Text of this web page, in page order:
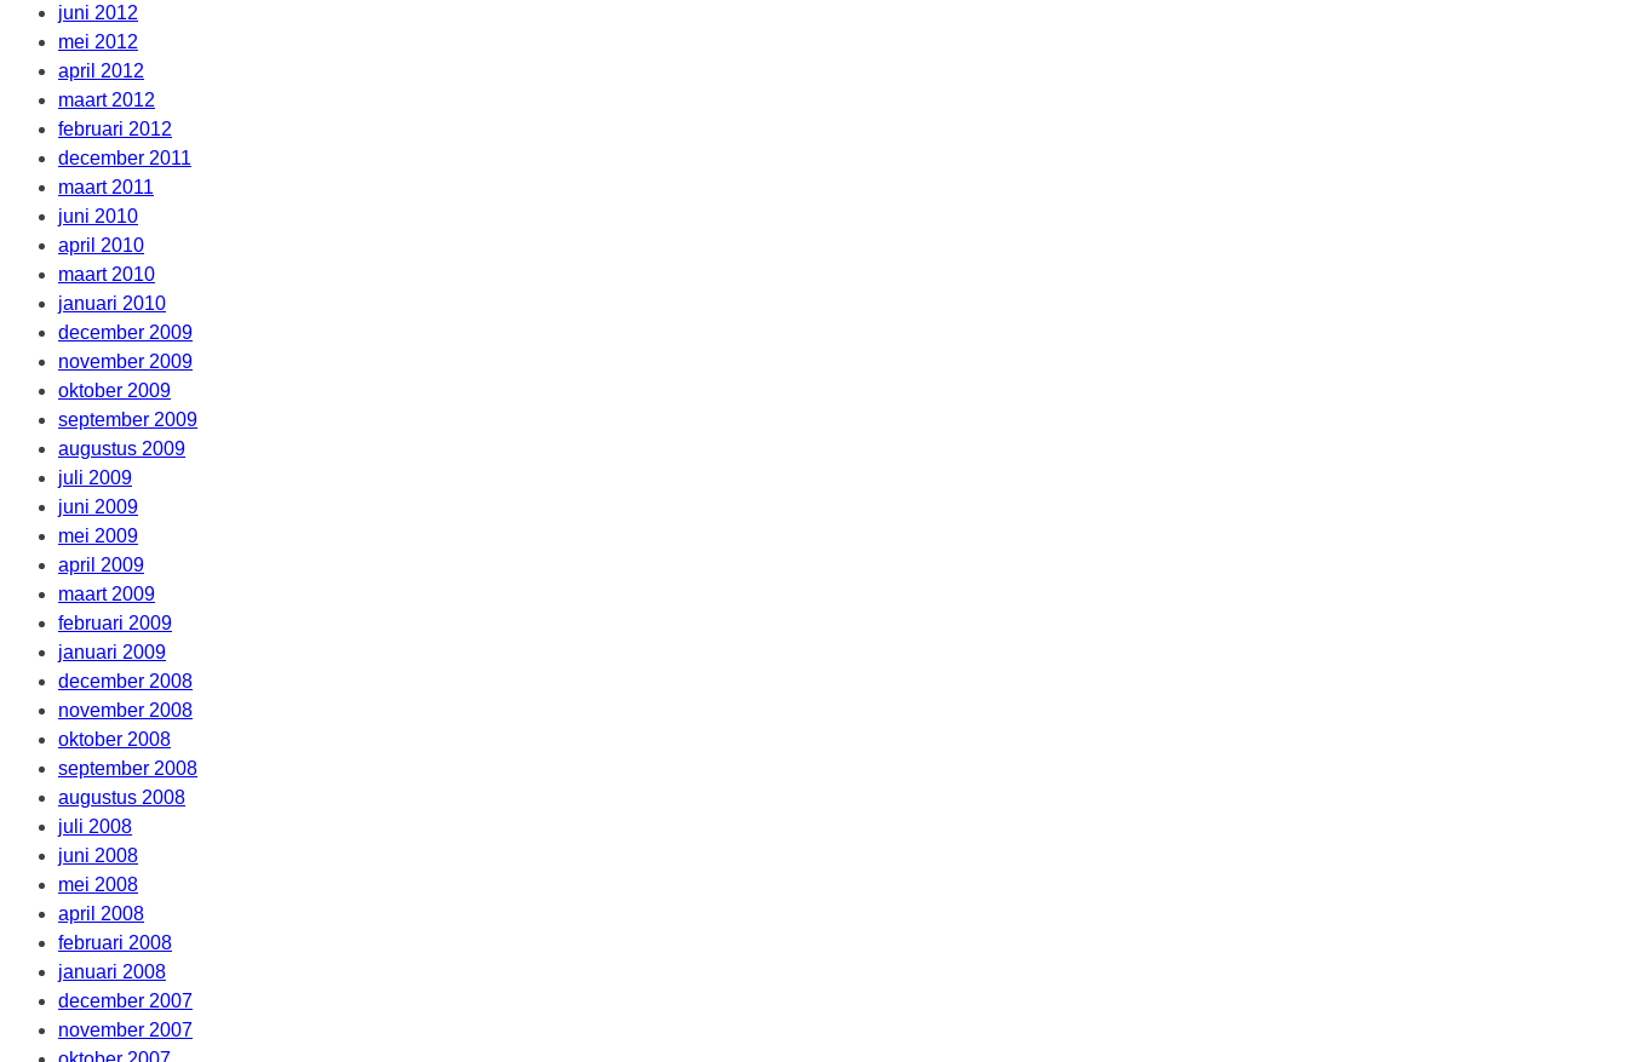
juni 2012
mei 2012
april 2012
maart 2012
februari 2012
december 2011
maart 2011
juni 2010
april 2010
maart 2010
januari 2010
december 2009
november 2009
oktober 2009
september 2009
augustus 2009
juli 2009
juni 2009
mei 2009
april 2009
maart 2009
februari 2009
januari 2009
december 2008
november 2008
oktober 2008
september 2008
augustus 2008
juli 2008
juni 2008
mei 2008
april 2008
februari 2008
januari 2008
december 2007
november 2007